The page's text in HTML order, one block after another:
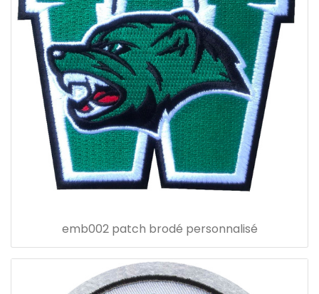
emb002 patch brodé personnalisé